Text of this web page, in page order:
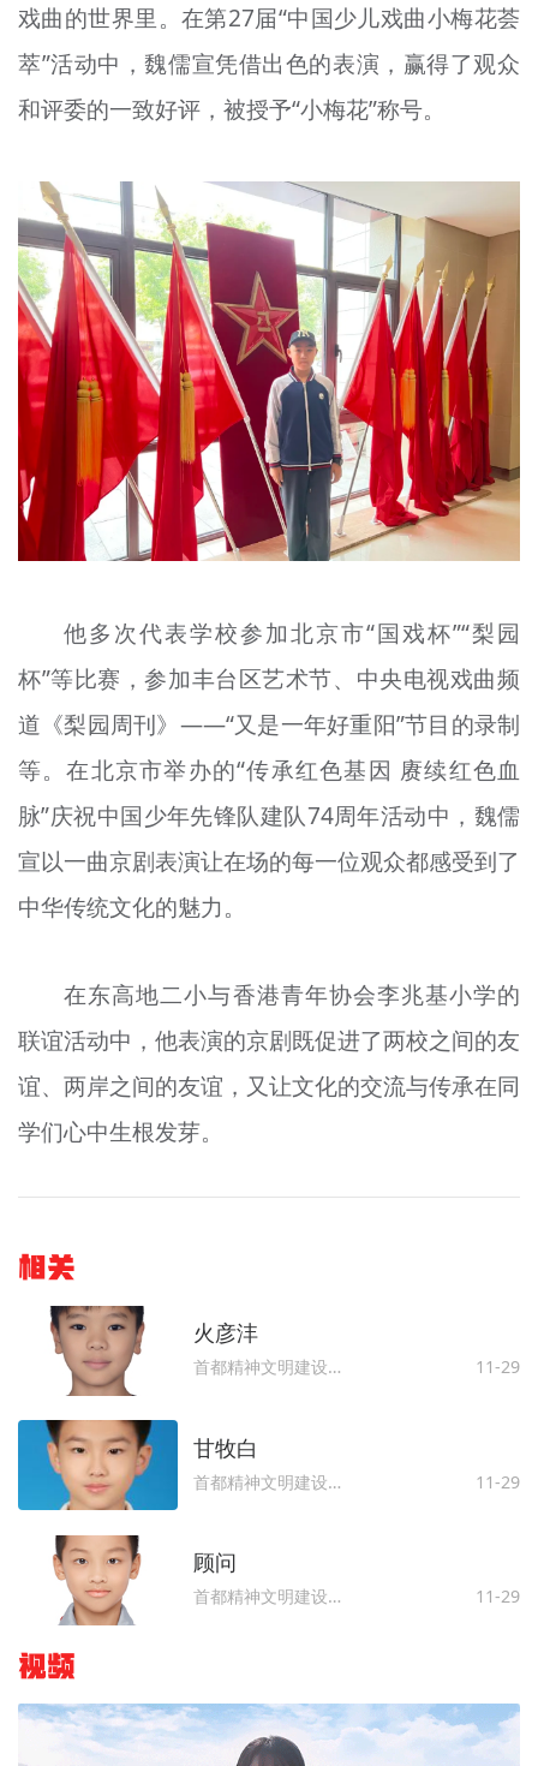
戏曲的世界里。在第27届“中国少儿戏曲小梅花荟
萃”活动中，魏儒宣凭借出色的表演，赢得了观众
和评委的一致好评，被授予“小梅花”称号。
他多次代表学校参加北京市“国戏杯”“梨园
杯”等比赛，参加丰台区艺术节、中央电视戏曲频
道《梨园周刊》——“又是一年好重阳”节目的录制
等。在北京市举办的“传承红色基因 赓续红色血
脉”庆祝中国少年先锋队建队74周年活动中，魏儒
宣以一曲京剧表演让在场的每一位观众都感受到了
中华传统文化的魅力。
在东高地二小与香港青年协会李兆基小学的
联谊活动中，他表演的京剧既促进了两校之间的友
谊、两岸之间的友谊，又让文化的交流与传承在同
学们心中生根发芽。
相关
火彦沣
首都精神文明建设委员会办公室 11-29
甘牧白
首都精神文明建设委员会办公室 11-29
顾问
首都精神文明建设委员会办公室 11-29
视频